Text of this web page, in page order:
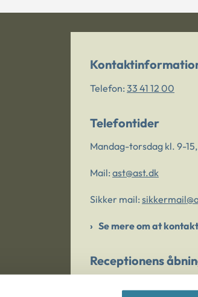
Telefon: 33 41 12 00
Telefontider
Mandag-torsdag kl. 9-
Mail: ast@ast.dk
Sikker mail:
Se mere om at
Receptionens